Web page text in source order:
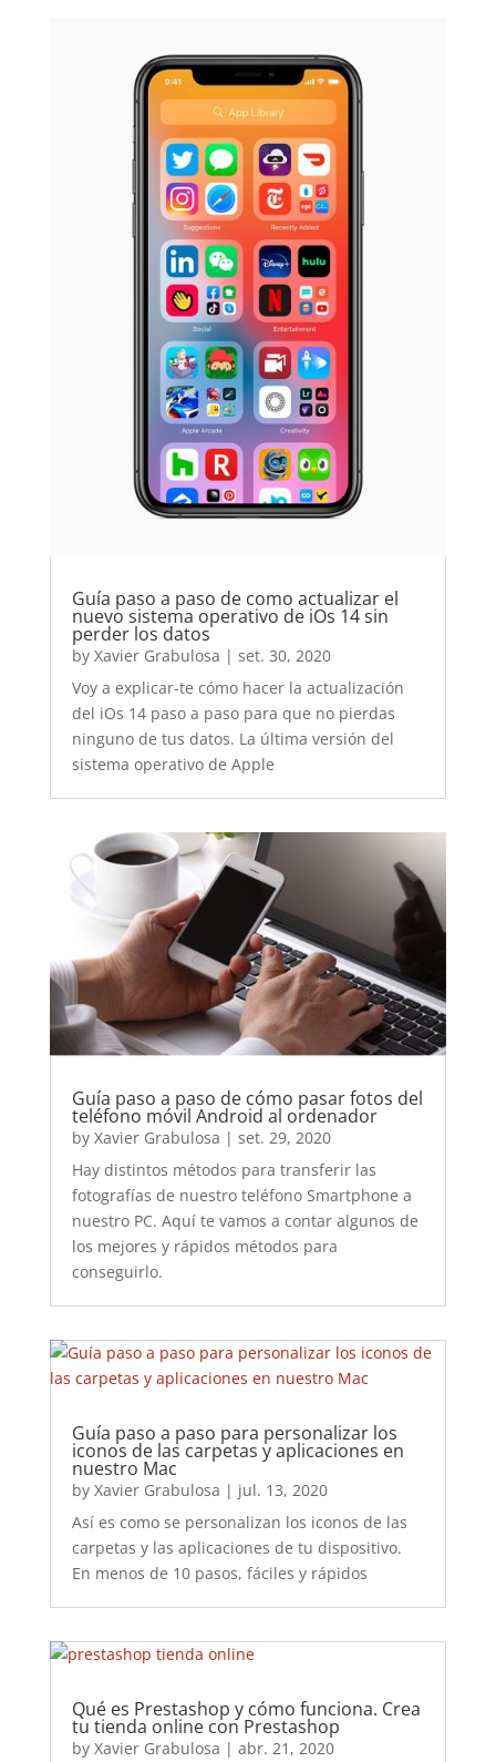
Guía paso a paso de como actualizar el
nuevo sistema operativo de iOs 14 sin
perder los datos
by Xavier Grabulosa | set. 30, 2020
Voy a explicar-te cómo hacer la actualización
del iOs 14 paso a paso para que no pierdas
ninguno de tus datos. La última versión del
sistema operativo de Apple
Guía paso a paso de cómo pasar fotos del
teléfono móvil Android al ordenador
by Xavier Grabulosa | set. 29, 2020
Hay distintos métodos para transferir las
fotografías de nuestro teléfono Smartphone a
nuestro PC. Aquí te vamos a contar algunos de
los mejores y rápidos métodos para
conseguirlo.
Guía paso a paso para personalizar los
iconos de las carpetas y aplicaciones en
nuestro Mac
by Xavier Grabulosa | jul. 13, 2020
Así es como se personalizan los iconos de las
carpetas y las aplicaciones de tu dispositivo.
En menos de 10 pasos, fáciles y rápidos
Qué es Prestashop y cómo funciona. Crea
tu tienda online con Prestashop
by Xavier Grabulosa | abr. 21, 2020